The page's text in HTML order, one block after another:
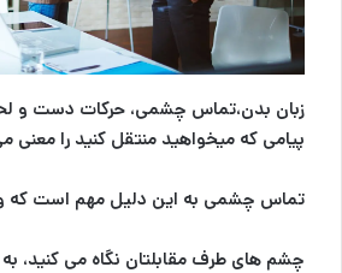
زبان بدن،تماس چشمی، حرکات دست و
پیامی که میخواهید منتقل کنید را معنی
تماس چشمی به این دلیل مهم است که
چشم های طرف مقابلتان نگاه می کنید،